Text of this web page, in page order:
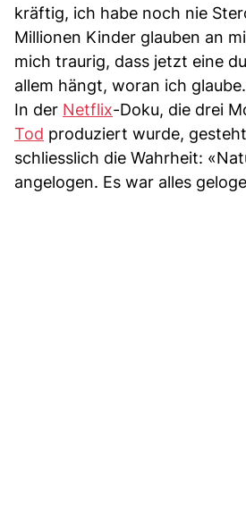
kräftig, ich habe noch nie
Millionen Kinder glauben an
mich traurig, dass jetzt eine
allem hängt, woran ich
In der Netflix-Doku, die drei
Tod produziert wurde,
schliesslich die Wahrheit:
angelogen. Es war alles